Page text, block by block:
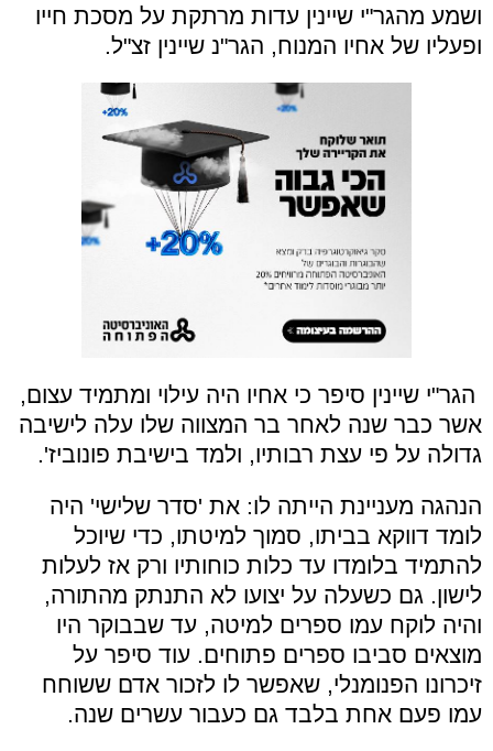
ושמע מהגר"י שיינין עדות מרתקת על מסכת חייו
ופעליו של אחיו המנוח, הגר"נ שיינין זצ"ל.
הגר"י שיינין סיפר כי אחיו היה עילוי ומתמיד עצום,
אשר כבר שנה לאחר בר המצווה שלו עלה לישיבה
גדולה על פי עצת רבותיו, ולמד בישיבת פונוביז'.
הנהגה מעניינת הייתה לו: את 'סדר שלישי' היה
לומד דווקא בביתו, סמוך למיטתו, כדי שיוכל
להתמיד בלומדו עד כלות כוחותיו ורק אז לעלות
לישון. גם כשעלה על יצועו לא התנתק מהתורה,
והיה לוקח עמו ספרים למיטה, עד שבבוקר היו
מוצאים סביבו ספרים פתוחים. עוד סיפר על
זיכרונו הפנומנלי, שאפשר לו לזכור אדם ששוחח
עמו פעם אחת בלבד גם כעבור עשרים שנה.